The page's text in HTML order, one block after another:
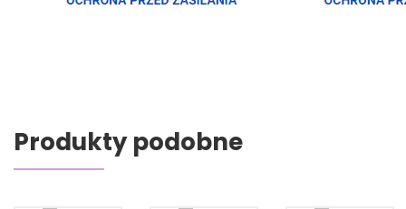
Produkty podobne